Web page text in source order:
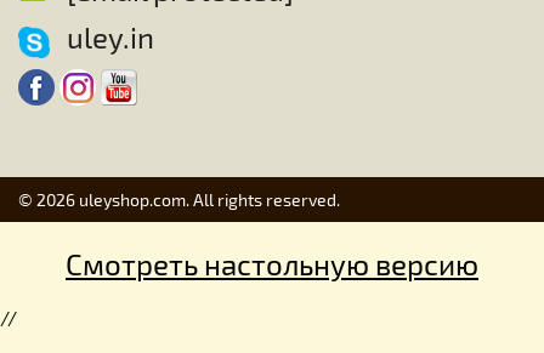
uley.in
© 2026 uleyshop.com. All rights reserved.
Смотреть настольную версию
//